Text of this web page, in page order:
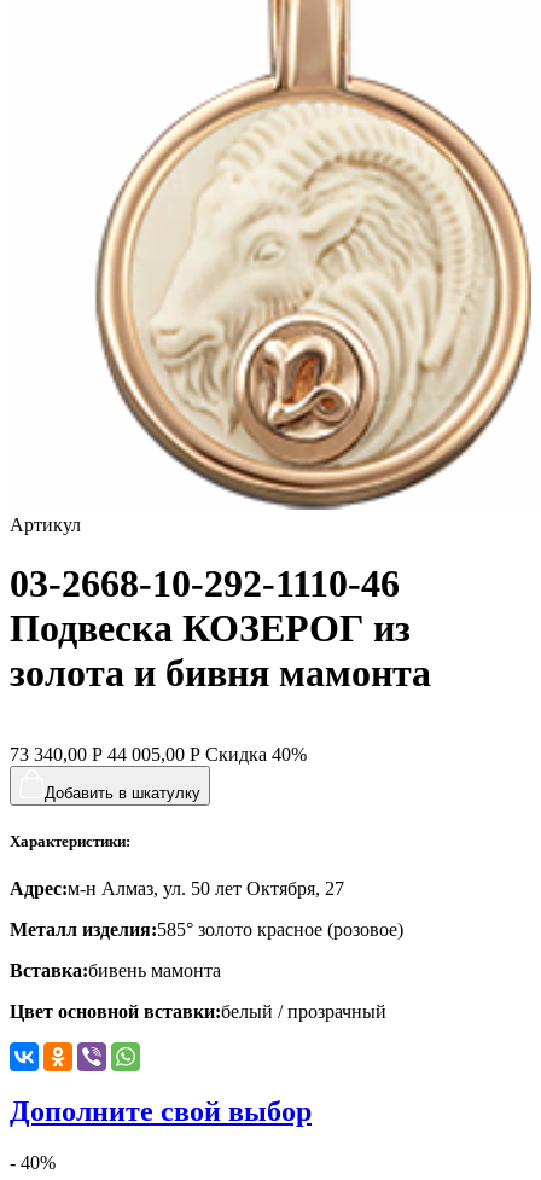
стрекозы и мотыльки
треугольник
хвост кита
цветы
черепаха
яблочки
Артикул
03-2668-10-292-1110-46
Подвеска КОЗЕРОГ из
золота и бивня мамонта
73 340,00 Р 44 005,00 Р Скидка 40%
Добавить в шкатулку
Характеристики:
Адрес:м-н Алмаз, ул. 50 лет Октября, 27
Металл изделия:585° золото красное (розовое)
Вставка:бивень мамонта
Цвет основной вставки:белый / прозрачный
Дополните свой выбор
- 40%